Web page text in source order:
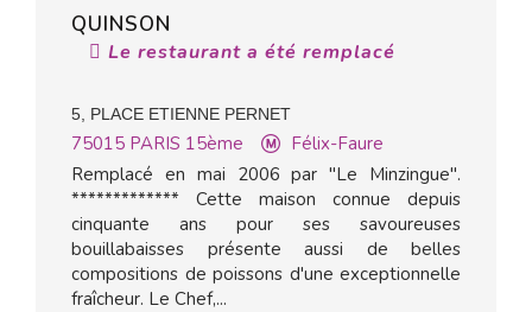
QUINSON
Le restaurant a été remplacé
5, PLACE ETIENNE PERNET
75015 PARIS 15ème
Félix-Faure
Remplacé en mai 2006 par "Le Minzingue".
************* Cette maison connue depuis
cinquante ans pour ses savoureuses
bouillabaisses présente aussi de belles
compositions de poissons d'une exceptionnelle
fraîcheur. Le Chef,...